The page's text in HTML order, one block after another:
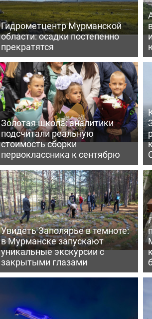
Гидрометцентр Мурманской
области: осадки постепенно
прекратятся
Золотая школа: аналитики
подсчитали реальную
стоимость сборки
первоклассника к сентябрю
Увидеть Заполярье в темноте:
в Мурманске запускают
уникальные экскурсии с
закрытыми глазами